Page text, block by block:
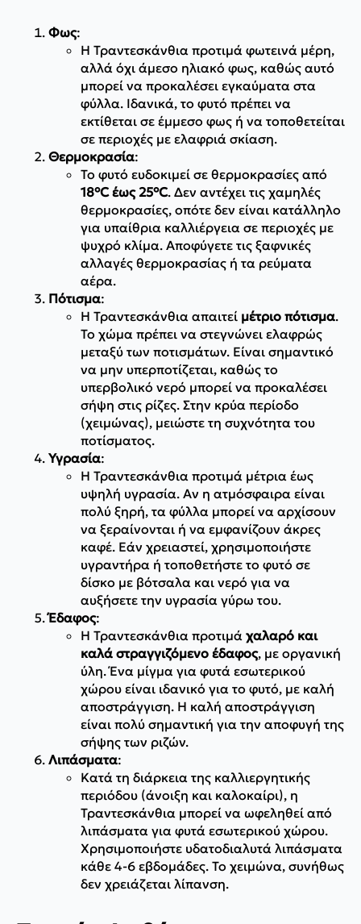
Φως:
Η Τραντεσκάνθια προτιμά φωτεινά μέρη,
αλλά όχι άμεσο ηλιακό φως, καθώς αυτό
μπορεί να προκαλέσει εγκαύματα στα
φύλλα. Ιδανικά, το φυτό πρέπει να
εκτίθεται σε έμμεσο φως ή να τοποθετείται
σε περιοχές με ελαφριά σκίαση.
Θερμοκρασία:
Το φυτό ευδοκιμεί σε θερμοκρασίες από
18°C έως 25°C. Δεν αντέχει τις χαμηλές
θερμοκρασίες, οπότε δεν είναι κατάλληλο
για υπαίθρια καλλιέργεια σε περιοχές με
ψυχρό κλίμα. Αποφύγετε τις ξαφνικές
αλλαγές θερμοκρασίας ή τα ρεύματα
αέρα.
Πότισμα:
Η Τραντεσκάνθια απαιτεί μέτριο πότισμα.
Το χώμα πρέπει να στεγνώνει ελαφρώς
μεταξύ των ποτισμάτων. Είναι σημαντικό
να μην υπερποτίζεται, καθώς το
υπερβολικό νερό μπορεί να προκαλέσει
σήψη στις ρίζες. Στην κρύα περίοδο
(χειμώνας), μειώστε τη συχνότητα του
ποτίσματος.
Υγρασία:
Η Τραντεσκάνθια προτιμά μέτρια έως
υψηλή υγρασία. Αν η ατμόσφαιρα είναι
πολύ ξηρή, τα φύλλα μπορεί να αρχίσουν
να ξεραίνονται ή να εμφανίζουν άκρες
καφέ. Εάν χρειαστεί, χρησιμοποιήστε
υγραντήρα ή τοποθετήστε το φυτό σε
δίσκο με βότσαλα και νερό για να
αυξήσετε την υγρασία γύρω του.
Έδαφος:
Η Τραντεσκάνθια προτιμά χαλαρό και
καλά στραγγιζόμενο έδαφος, με οργανική
ύλη. Ένα μίγμα για φυτά εσωτερικού
χώρου είναι ιδανικό για το φυτό, με καλή
αποστράγγιση. Η καλή αποστράγγιση
είναι πολύ σημαντική για την αποφυγή της
σήψης των ριζών.
Λιπάσματα:
Κατά τη διάρκεια της καλλιεργητικής
περιόδου (άνοιξη και καλοκαίρι), η
Τραντεσκάνθια μπορεί να ωφεληθεί από
λιπάσματα για φυτά εσωτερικού χώρου.
Χρησιμοποιήστε υδατοδιαλυτά λιπάσματα
κάθε 4-6 εβδομάδες. Το χειμώνα, συνήθως
δεν χρειάζεται λίπανση.